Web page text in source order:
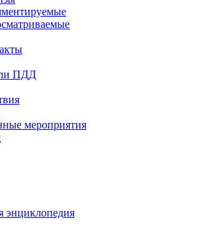
ПДД
мероприятия
энциклопедия